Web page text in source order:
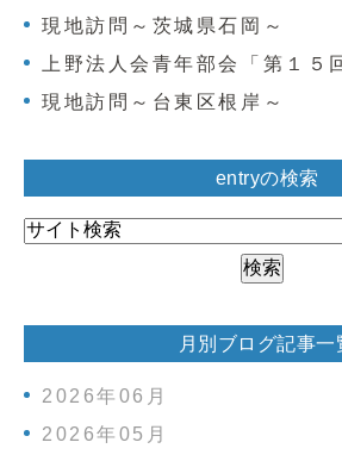
現地訪問～茨城県石岡～
上野法人会青年部会「第１５
現地訪問～台東区根岸～
entryの検索
月別ブログ記事一
2026年06月
2026年05月